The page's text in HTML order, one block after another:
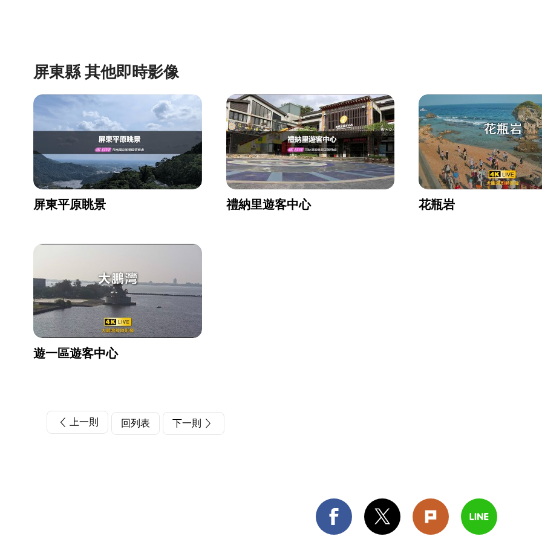
屏東縣 其他即時影像
屏東平原眺景 禮納里遊客中心 花瓶岩
遊一區遊客中心
上一則 回列表 下一則